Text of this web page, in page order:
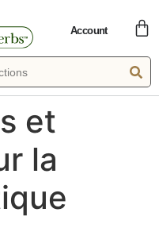
Account
et
la